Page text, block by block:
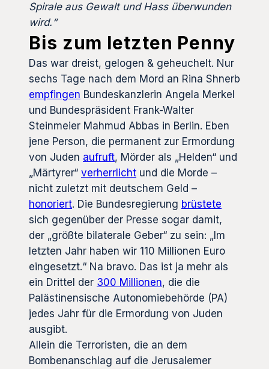
Spirale aus Gewalt und Hass überwunden
wird.“
Bis zum letzten Penny
Das war dreist, gelogen & geheuchelt. Nur
sechs Tage nach dem Mord an Rina Shnerb
empfingen Bundeskanzlerin Angela Merkel
und Bundespräsident Frank-Walter
Steinmeier Mahmud Abbas in Berlin. Eben
jene Person, die permanent zur Ermordung
von Juden aufruft, Mörder als „Helden“ und
„Märtyrer“ verherrlicht und die Morde –
nicht zuletzt mit deutschem Geld –
honoriert. Die Bundesregierung brüstete
sich gegenüber der Presse sogar damit,
der „größte bilaterale Geber“ zu sein: „Im
letzten Jahr haben wir 110 Millionen Euro
eingesetzt.“ Na bravo. Das ist ja mehr als
ein Drittel der 300 Millionen, die die
Palästinensische Autonomiebehörde (PA)
jedes Jahr für die Ermordung von Juden
ausgibt.
Allein die Terroristen, die an dem
Bombenanschlag auf die Jerusalemer